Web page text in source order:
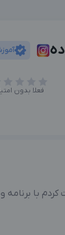
فعلا بدون
با برنامه